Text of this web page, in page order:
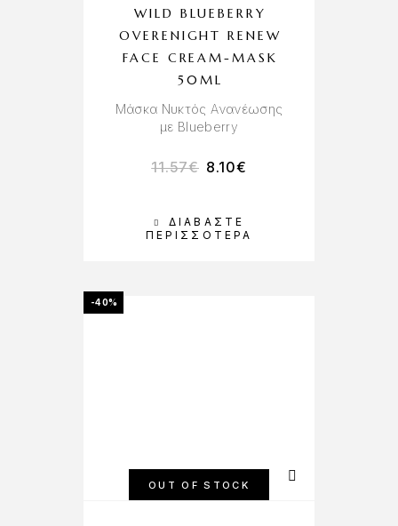
ΔΙΑΒΆΣΤΕ
ΠΕΡΙΣΣΌΤΕΡΑ
WILD BLUEBERRY
OVERENIGHT RENEW
FACE CREAM-MASK
50ML
Μάσκα Νυκτός Ανανέωσης
με Blueberry
11.57€ 8.10€
-40%
OUT OF STOCK